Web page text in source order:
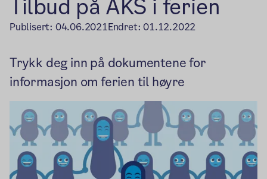
Tilbud på AKS i ferien
Publisert: 04.06.2021Endret:01.12.2022
Trykk deg inn på dokumentene for
informasjon om ferien til høyre